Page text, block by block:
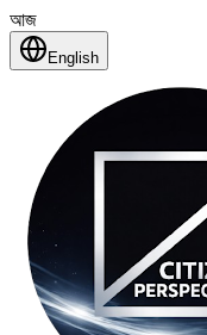
আজ
English